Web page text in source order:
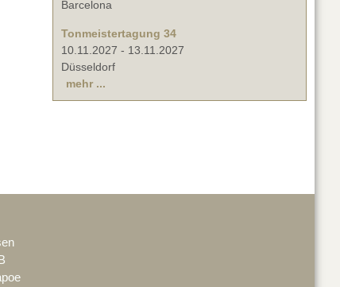
Barcelona
Tonmeistertagung 34
10.11.2027 - 13.11.2027
Düsseldorf
mehr ...